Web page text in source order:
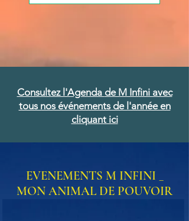
Consultez l'Agenda de M Infini avec
tous nos événements de l'année en
cliquant ici
EVENEMENTS M INFINI _
MON ANIMAL DE POUVOIR